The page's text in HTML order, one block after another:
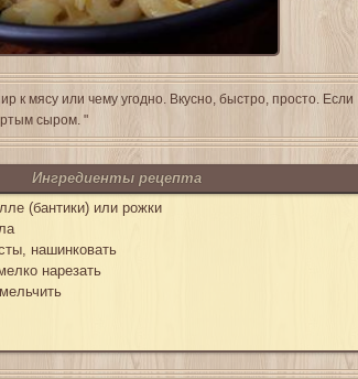
к мясу или чему угодно. Вкусно, быстро, просто. Если
сыром. "
Ингредиенты рецепта
(бантики) или рожки
нашинковать
нарезать